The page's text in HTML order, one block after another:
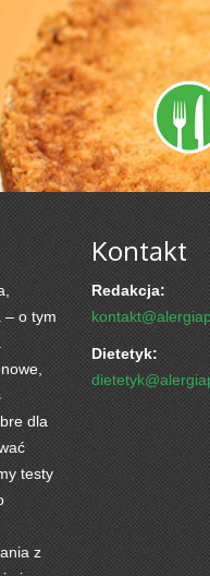
– o tym
dla
testy
z
Kontakt
Redakcja:
Dietetyk: